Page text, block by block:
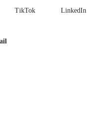
TikTok LinkedIn